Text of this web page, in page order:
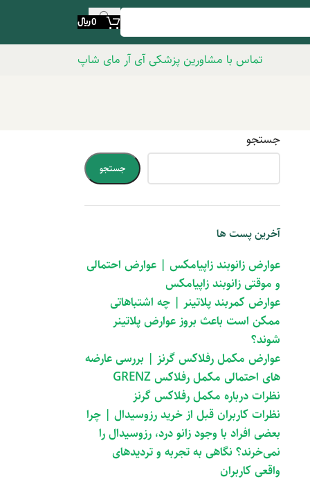
0﷼
تماس با مشاورین پزشکی آی آر مای شاپ
جستجو
جستجو
آخرین پست ها
عوارض زانوبند زاپیامکس | عوارض احتمالی
و موقتی زانوبند زاپیامکس
عوارض کمربند پلاتینر | چه اشتباهاتی
ممکن است باعث بروز عوارض پلاتینر
شوند؟
عوارض مکمل رفلاکس گرنز | بررسی عارضه
های احتمالی مکمل رفلاکس GRENZ
نظرات درباره مکمل رفلاکس گرنز
نظرات کاربران قبل از خرید رزوسیدال | چرا
بعضی افراد با وجود زانو درد، رزوسیدال را
نمی‌خرند؟ نگاهی به تجربه و تردیدهای
واقعی کاربران